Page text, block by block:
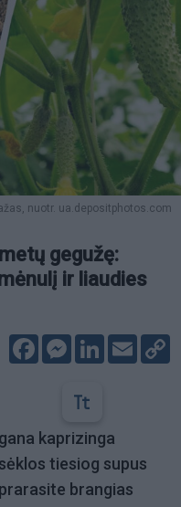
nuotr. ua.depositphotos.com
gegužę:
ir liaudies
FacebookMessenger
LinkedIn
Email
kaprizinga
tiesiog supus
brangias